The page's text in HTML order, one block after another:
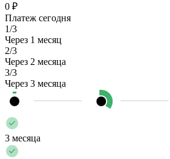
0 ₽
Платеж сегодня
1/3
Через 1 месяц
2/3
Через 2 месяца
3/3
Через 3 месяца
3 месяца